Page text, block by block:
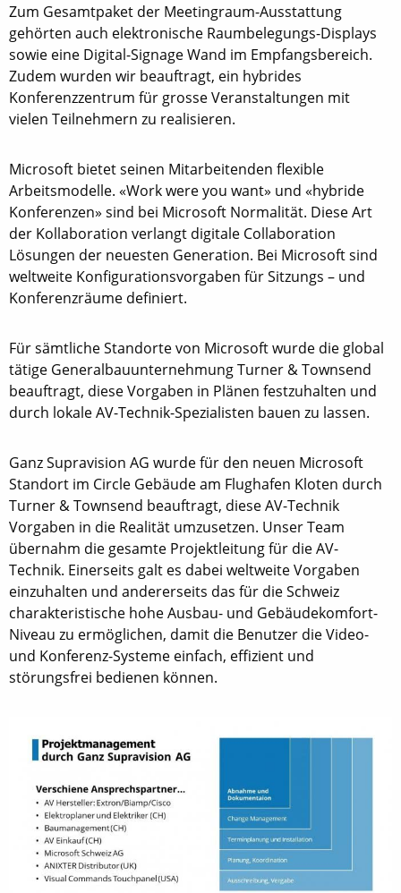
Zum Gesamtpaket der Meetingraum-Ausstattung
gehörten auch elektronische Raumbelegungs-Displays
sowie eine Digital-Signage Wand im Empfangsbereich.
Zudem wurden wir beauftragt, ein hybrides
Konferenzzentrum für grosse Veranstaltungen mit
vielen Teilnehmern zu realisieren.
Microsoft bietet seinen Mitarbeitenden flexible
Arbeitsmodelle. «Work were you want» und «hybride
Konferenzen» sind bei Microsoft Normalität. Diese Art
der Kollaboration verlangt digitale Collaboration
Lösungen der neuesten Generation. Bei Microsoft sind
weltweite Konfigurationsvorgaben für Sitzungs – und
Konferenzräume definiert.
Für sämtliche Standorte von Microsoft wurde die global
tätige Generalbauunternehmung Turner & Townsend
beauftragt, diese Vorgaben in Plänen festzuhalten und
durch lokale AV-Technik-Spezialisten bauen zu lassen.
Ganz Supravision AG wurde für den neuen Microsoft
Standort im Circle Gebäude am Flughafen Kloten durch
Turner & Townsend beauftragt, diese AV-Technik
Vorgaben in die Realität umzusetzen. Unser Team
übernahm die gesamte Projektleitung für die AV-
Technik. Einerseits galt es dabei weltweite Vorgaben
einzuhalten und andererseits das für die Schweiz
charakteristische hohe Ausbau- und Gebäudekomfort-
Niveau zu ermöglichen, damit die Benutzer die Video-
und Konferenz-Systeme einfach, effizient und
störungsfrei bedienen können.